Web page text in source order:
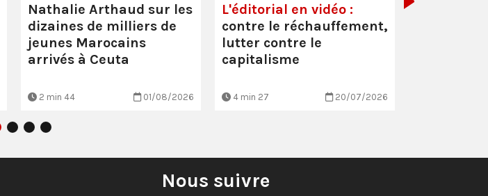
Nathalie Arthaud sur les
dizaines de milliers de
jeunes Marocains
arrivés à Ceuta
2 min 44 01/08/2026
L'éditorial en vidéo :
contre le réchauffement,
lutter contre le
capitalisme
4 min 27 20/07/2026
Nous suivre